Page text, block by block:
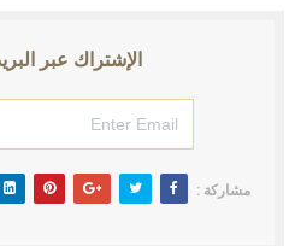
الإشتراك عبر
مشاركة :